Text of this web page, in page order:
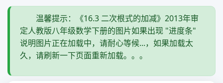
温馨提示：《16.3 二次根式的加减》2013年审
定人教版八年级数学下册的图片如果出现 "进度条"
说明图片正在加载中，请耐心等候...，如果加载太
久，请刷新一下页面重新加载。。。